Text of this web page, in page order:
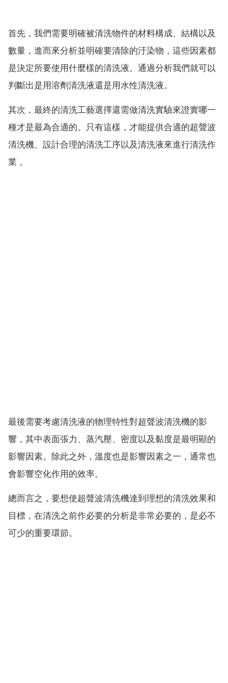
首先，我們需要明確被清洗物件的材料構成、結構以及
數量，進而來分析並明確要清除的汙染物，這些因素都
是決定所要使用什麼樣的清洗液。通過分析我們就可以
判斷出是用溶劑清洗液還是用水性清洗液。
其次，最終的清洗工藝選擇還需做清洗實驗來證實哪一
種才是最為合適的。只有這樣，才能提供合適的超聲波
清洗機、設計合理的清洗工序以及清洗液來進行清洗作
業 。
最後需要考慮清洗液的物理特性對超聲波清洗機的影
響，其中表面張力、蒸汽壓、密度以及黏度是最明顯的
影響因素。除此之外，溫度也是影響因素之一，通常也
會影響空化作用的效率。
總而言之，要想使超聲波清洗機達到理想的清洗效果和
目標，在清洗之前作必要的分析是非常必要的，是必不
可少的重要環節。